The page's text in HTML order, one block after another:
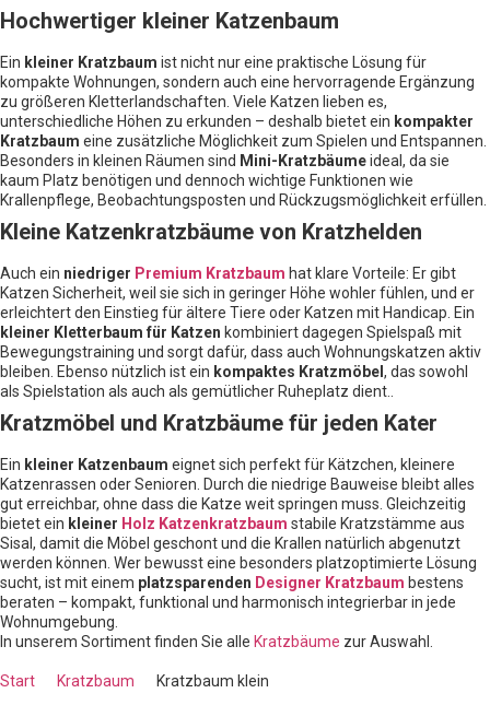
Hochwertiger kleiner Katzenbaum
Ein kleiner Kratzbaum ist nicht nur eine praktische Lösung für
kompakte Wohnungen, sondern auch eine hervorragende Ergänzung
zu größeren Kletterlandschaften. Viele Katzen lieben es,
unterschiedliche Höhen zu erkunden – deshalb bietet ein kompakter
Kratzbaum eine zusätzliche Möglichkeit zum Spielen und Entspannen.
Besonders in kleinen Räumen sind Mini-Kratzbäumeideal, da sie
kaum Platz benötigen und dennoch wichtige Funktionen wie
Krallenpflege, Beobachtungsposten und Rückzugsmöglichkeit erfüllen.
Kleine Katzenkratzbäume von Kratzhelden
Auch ein niedriger Premium Kratzbaum hat klare Vorteile: Er gibt
Katzen Sicherheit, weil sie sich in geringer Höhe wohler fühlen, und er
erleichtert den Einstieg für ältere Tiere oder Katzen mit Handicap. Ein
kleiner Kletterbaum für Katzen kombiniert dagegen Spielspaß mit
Bewegungstraining und sorgt dafür, dass auch Wohnungskatzen aktiv
bleiben. Ebenso nützlich ist ein kompaktes Kratzmöbel , das sowohl
als Spielstation als auch als gemütlicher Ruheplatz dient..
Kratzmöbel und Kratzbäume für jeden Kater
Ein kleiner Katzenbaum eignet sich perfekt für Kätzchen, kleinere
Katzenrassen oder Senioren. Durch die niedrige Bauweise bleibt alles
gut erreichbar, ohne dass die Katze weit springen muss. Gleichzeitig
bietet ein kleiner Holz Katzenkratzbaum stabile Kratzstämme aus
Sisal, damit die Möbel geschont und die Krallen natürlich abgenutzt
werden können. Wer bewusst eine besonders platzoptimierte Lösung
sucht, ist mit einem platzsparenden Designer Kratzbaum bestens
beraten – kompakt, funktional und harmonisch integrierbar in jede
Wohnumgebung.
In unserem Sortiment finden Sie alle Kratzbäume zur Auswahl.
Start Kratzbaum Kratzbaum klein